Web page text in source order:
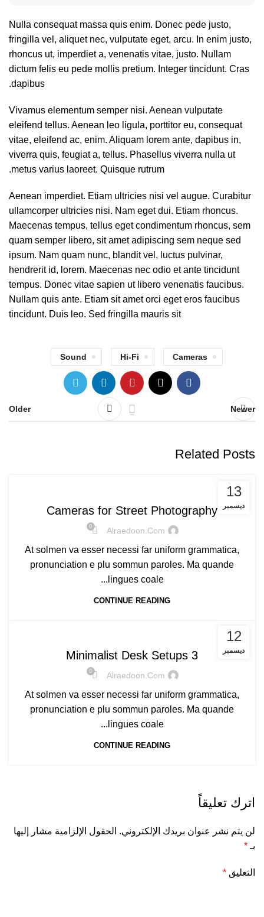
Nulla consequat massa quis enim. Donec pede justo,
fringilla vel, aliquet nec, vulputate eget, arcu. In enim justo,
rhoncus ut, imperdiet a, venenatis vitae, justo. Nullam
dictum felis eu pede mollis pretium. Integer tincidunt. Cras
dapibus.
Vivamus elementum semper nisi. Aenean vulputate
eleifend tellus. Aenean leo ligula, porttitor eu, consequat
vitae, eleifend ac, enim. Aliquam lorem ante, dapibus in,
viverra quis, feugiat a, tellus. Phasellus viverra nulla ut
metus varius laoreet. Quisque rutrum.
Aenean imperdiet. Etiam ultricies nisi vel augue. Curabitur
ullamcorper ultricies nisi. Nam eget dui. Etiam rhoncus.
Maecenas tempus, tellus eget condimentum rhoncus, sem
quam semper libero, sit amet adipiscing sem neque sed
ipsum. Nam quam nunc, blandit vel, luctus pulvinar,
hendrerit id, lorem. Maecenas nec odio et ante tincidunt
tempus. Donec vitae sapien ut libero venenatis faucibus.
Nullam quis ante. Etiam sit amet orci eget eros faucibus
tincidunt. Duis leo. Sed fringilla mauris sit
Cameras
Hi-Fi
Sound
Newer
Older
Related Posts
13
ديسمبر
CAMERAS
Cameras for Street Photography
Alraedoon.com
0
At solmen va esser necessi far uniform grammatica,
pronunciation e plu sommun paroles. Ma quande
lingues coale...
CONTINUE READING
12
ديسمبر
DESKTOP
3 Minimalist Desk Setups
Alraedoon.com
0
At solmen va esser necessi far uniform grammatica,
pronunciation e plu sommun paroles. Ma quande
lingues coale...
CONTINUE READING
اترك تعليقاً
لن يتم نشر عنوان بريدك الإلكتروني. الحقول الإلزامية مشار إليها
بـ *
التعليق *